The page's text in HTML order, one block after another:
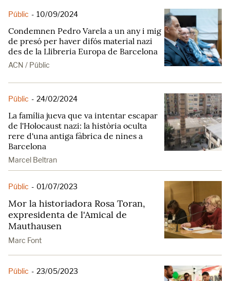
Públic - 10/09/2024
Condemnen Pedro Varela a un any i mig
de presó per haver difós material nazi
des de la Llibreria Europa de Barcelona
ACN / Públic
Públic - 24/02/2024
La família jueva que va intentar escapar
de l'Holocaust nazi: la història oculta
rere d'una antiga fàbrica de nines a
Barcelona
Marcel Beltran
Públic - 01/07/2023
Mor la historiadora Rosa Toran,
expresidenta de l'Amical de
Mauthausen
Marc Font
Públic - 23/05/2023